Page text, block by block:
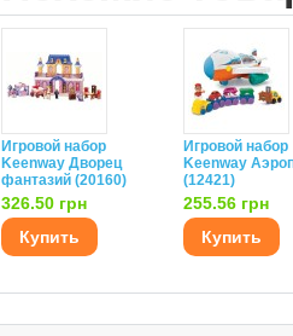
Игровой набор
Keenway Дворец
фантазий (20160)
326.50 грн
Купить
Игровой набор
Keenway
(12421)
255.56 грн
Купить